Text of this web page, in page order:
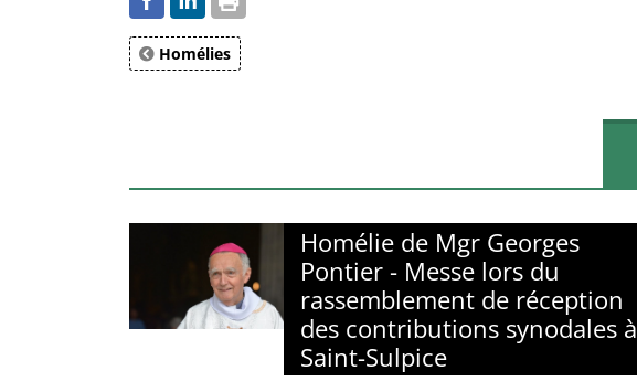
Homélies
Homélie de Mgr Georges
Pontier - Messe lors du
rassemblement de réception
des contributions synodales à
Saint-Sulpice